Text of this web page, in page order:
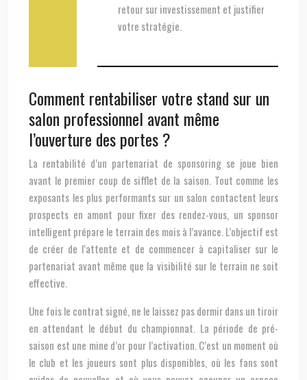
retour sur investissement et justifier
votre stratégie.
Comment rentabiliser votre stand sur un
salon professionnel avant même
l’ouverture des portes ?
La rentabilité d’un partenariat de sponsoring se joue bien
avant le premier coup de sifflet de la saison. Tout comme les
exposants les plus performants sur un salon contactent leurs
prospects en amont pour fixer des rendez-vous, un sponsor
intelligent prépare le terrain des mois à l’avance. L’objectif est
de créer de l’attente et de commencer à capitaliser sur le
partenariat avant même que la visibilité sur le terrain ne soit
effective.
Une fois le contrat signé, ne le laissez pas dormir dans un tiroir
en attendant le début du championnat. La période de pré-
saison est une mine d’or pour l’activation. C’est un moment où
le club et les joueurs sont plus disponibles, où les fans sont